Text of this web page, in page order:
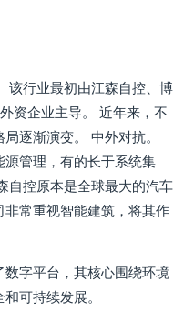
该行业最初由江森自控、博
资企业主导。 近年来，不
逐渐演变。 中外对抗。
管理，有的长于系统集
自控原本是全球最大的汽车
常重视智能建筑，将其作
字平台，其核心围绕环境
可持续发展。